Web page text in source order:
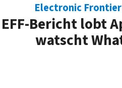
Electronic
EFF-Bericht lobt
watscht